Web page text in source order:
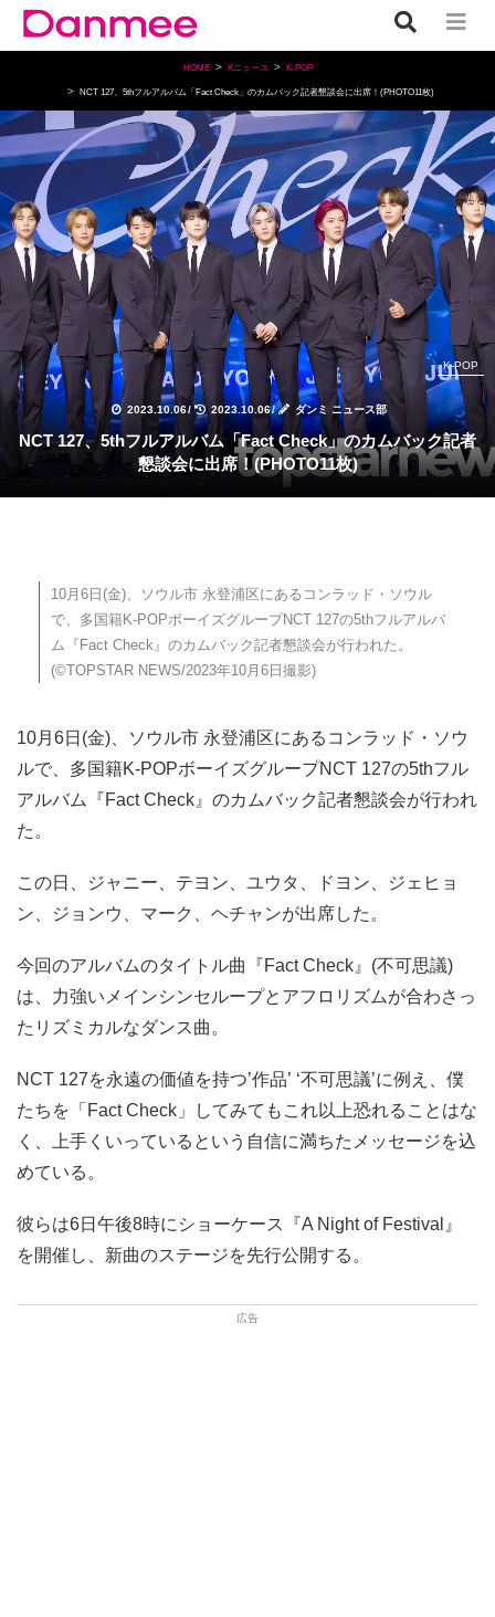
HOME Kニュース K-POP
NCT 127、5thフルアルバム「Fact Check」のカムバック記者懇談会に出席！(PHOTO11枚)
2023.10.06/ 2023.10.06/ ダンミ ニュース部
K-POP
NCT 127、5thフルアルバム「Fact Check」のカムバック記者
懇談会に出席！(PHOTO11枚)
10月6日(金)、ソウル市 永登浦区にあるコンラッド・ソウル
で、多国籍K-POPボーイズグループNCT 127の5thフルアルバ
ム『Fact Check』のカムバック記者懇談会が行われた。
(©TOPSTAR NEWS/2023年10月6日撮影)
10月6日(金)、ソウル市 永登浦区にあるコンラッド・ソウ
ルで、多国籍K-POPボーイズグループNCT 127の5thフル
アルバム『Fact Check』のカムバック記者懇談会が行われ
た。
この日、ジャニー、テヨン、ユウタ、ドヨン、ジェヒョ
ン、ジョンウ、マーク、ヘチャンが出席した。
今回のアルバムのタイトル曲『Fact Check』(不可思議)
は、力強いメインシンセループとアフロリズムが合わさっ
たリズミカルなダンス曲。
NCT 127を永遠の価値を持つ’作品’ ‘不可思議’に例え、僕
たちを「Fact Check」してみてもこれ以上恐れることはな
く、上手くいっているという自信に満ちたメッセージを込
めている。
彼らは6日午後8時にショーケース『A Night of Festival』
を開催し、新曲のステージを先行公開する。